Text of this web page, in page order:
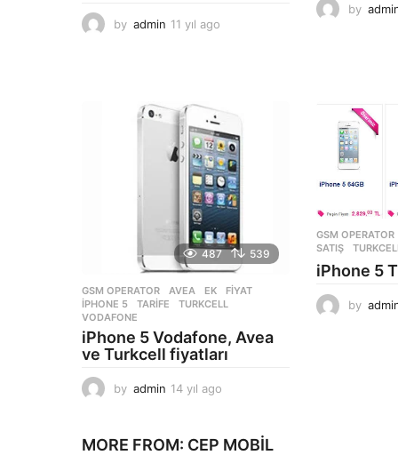
by admin 11 yıl ago
o
by
487 539
GSM OPERATOR AVEA ,EK ,FIYAT
IPHONE 5
,TARIFE ,TURKCELL
VODAFONE
iPhone 5 Vodafone, Avea
ve Turkcell fiyatları
by admin 14 yıl ago
ı
GSM OPERATOR
SATIŞ
,
iPhone 5
by
MORE FROM: CEP MOBIL